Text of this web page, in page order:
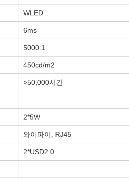
WLED
6ms
5000:1
450cd/m2
>50,000시간
2*5W
와이파이, RJ45
2*USD2.0